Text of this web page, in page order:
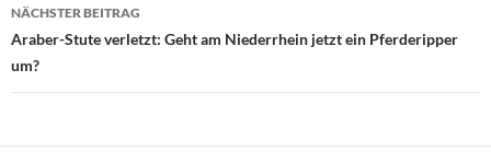
NÄCHSTER BEITRAG
Araber-Stute verletzt: Geht am Niederrhein jetzt ein Pferderipper
um?